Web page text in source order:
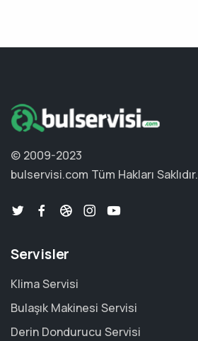
© 2009-2023
bulservisi.com Tüm Hakları Saklıdır.
Servisler
Klima Servisi
Bulaşık Makinesi Servisi
Derin Dondurucu Servisi